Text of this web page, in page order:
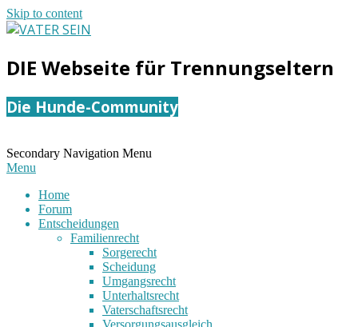
Skip to content
SEIN
DIE Webseite für Trennungseltern
Die Hunde-Community
Secondary Navigation Menu
Menu
Home
Forum
Entscheidungen
Familienrecht
Sorgerecht
Scheidung
Umgangsrecht
Unterhaltsrecht
Vaterschaftsrecht
Versorgungsausgleich